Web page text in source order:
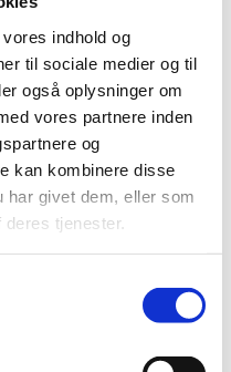
indhold og
til sociale medier og til
også oplysninger om
vores partnere inden
og
kan kombinere disse
har givet dem, eller som
tjenester.
2. – 23. oktober
fra Region
derudover finansieret
Sønderborg og
i Sønderjyllands